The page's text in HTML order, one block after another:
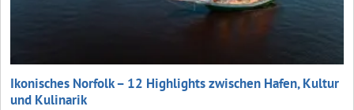
Ikonisches Norfolk – 12 Highlights zwischen Hafen, Kultur
und Kulinarik